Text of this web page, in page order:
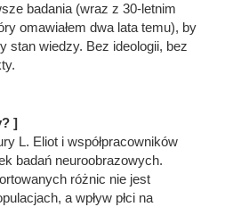
badania (wraz z 30-letnim
omawiałem dwa lata temu), by
stan wiedzy. Bez ideologii, bez
]
L. Eliot i współpracowników
badań neuroobrazowych.
różnic nie jest
a wpływ płci na